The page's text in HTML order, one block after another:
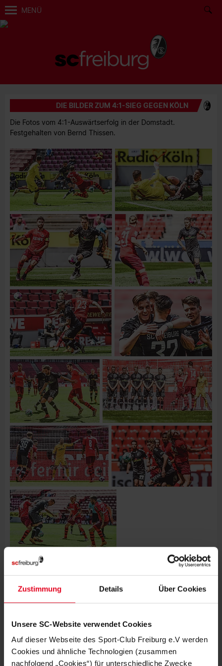
Zustimmung Details Über Cookies
Unsere SC-Website verwendet Cookies
Auf dieser Webseite des Sport-Club Freiburg e.V werden
Cookies und ähnliche Technologien (zusammen
nachfolgend „Cookies“) für unterschiedliche Zwecke
MENÜ
DIE BILDER ZUM 4:1-SIEG GEGEN KÖLN
Die Fotos vom 4:1-Auswärtserfolg in der Domstadt.
Festgehalten von Bernd Thissen.
WEITERE GALERIEN
FRAUEN & MÄDCHEN 01.08.2026
SC-FRAUEN IN SCHRUNS AM BALL